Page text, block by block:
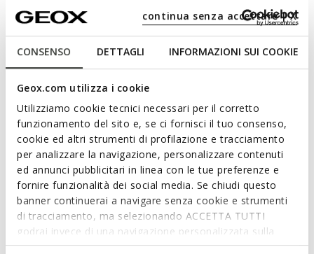
CONSENSO DETTAGLI INFORMAZIONI SUI COOKIE
Geox.com utilizza i cookie
Utilizziamo cookie tecnici necessari per il corretto
funzionamento del sito e, se ci fornisci il tuo consenso,
cookie ed altri strumenti di profilazione e tracciamento
per analizzare la navigazione, personalizzare contenuti
ed annunci pubblicitari in linea con le tue preferenze e
fornire funzionalità dei social media. Se chiudi questo
banner continuerai a navigare senza cookie e strumenti
di tracciamento, ma selezionando ACCETTA TUTTI
godrai invece di una navigazione personalizzata sulla
base dei tuoi gusti ed interessi. Selezionando
continua senza accettare | X
Boys sneakers with an active and modern look, the result of
a collaboration between Geox and Warner Bros. Made in a
combination of navy blue and red, they feature a mesh upper
and embossed leather with graphics dedicated to the
superhero Spider-Man. Ciberdron has lights integrated into
and leisure.
ITEM CODE:J65LBC014CEC0735
Read more
Features
Quick and easy to put on
Footwear with lights and on/off switch